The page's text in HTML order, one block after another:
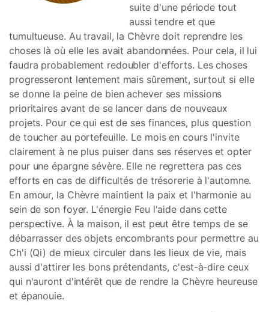
suite d'une période tout
aussi tendre et que
tumultueuse. Au travail, la Chèvre doit reprendre les
choses là où elle les avait abandonnées. Pour cela, il lui
faudra probablement redoubler d'efforts. Les choses
progresseront lentement mais sûrement, surtout si elle
se donne la peine de bien achever ses missions
prioritaires avant de se lancer dans de nouveaux
projets. Pour ce qui est de ses finances, plus question
de toucher au portefeuille. Le mois en cours l'invite
clairement à ne plus puiser dans ses réserves et opter
pour une épargne sévère. Elle ne regrettera pas ces
efforts en cas de difficultés de trésorerie à l'automne.
En amour, la Chèvre maintient la paix et l'harmonie au
sein de son foyer. L'énergie Feu l'aide dans cette
perspective. À la maison, il est peut être temps de se
débarrasser des objets encombrants pour permettre au
Ch'i (Qi) de mieux circuler dans les lieux de vie, mais
aussi d'attirer les bons prétendants, c'est-à-dire ceux
qui n'auront d'intérêt que de rendre la Chèvre heureuse
et épanouie.